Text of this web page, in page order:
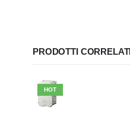
PRODOTTI CORRELATI
HOT